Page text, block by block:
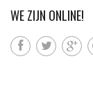
WE ZIJN ONLINE!